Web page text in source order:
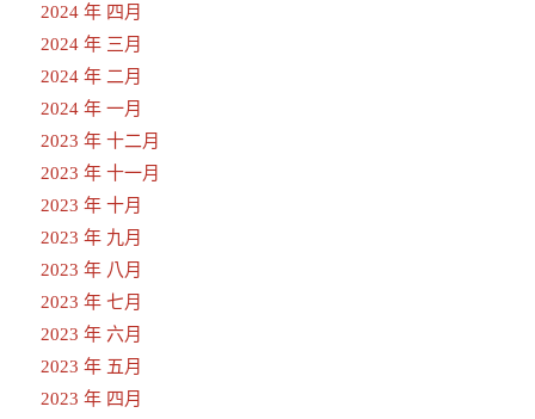
2024 年 四月
2024 年 三月
2024 年 二月
2024 年 一月
2023 年 十二月
2023 年 十一月
2023 年 十月
2023 年 九月
2023 年 八月
2023 年 七月
2023 年 六月
2023 年 五月
2023 年 四月